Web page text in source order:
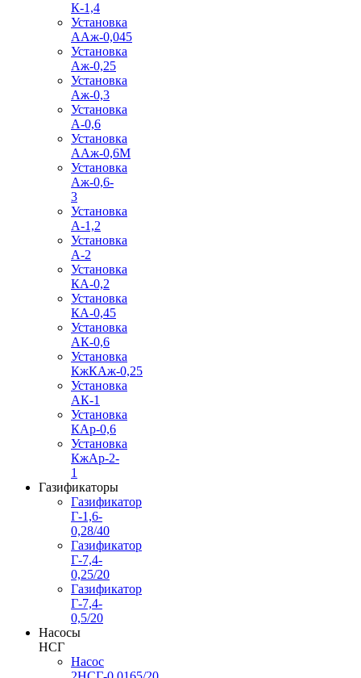
К-1,4
Установка
ААж-0,045
Установка
Аж-0,25
Установка
Аж-0,3
Установка
А-0,6
Установка
ААж-0,6М
Установка
Аж-0,6-
3
Установка
А-1,2
Установка
А-2
Установка
КА-0,2
Установка
КА-0,45
Установка
АК-0,6
Установка
КжКАж-0,25
Установка
АК-1
Установка
КАр-0,6
Установка
КжАр-2-
1
Газификаторы
Газификатор
Г-1,6-
0,28/40
Газификатор
Г-7,4-
0,25/20
Газификатор
Г-7,4-
0,5/20
Насосы
НСГ
Насос